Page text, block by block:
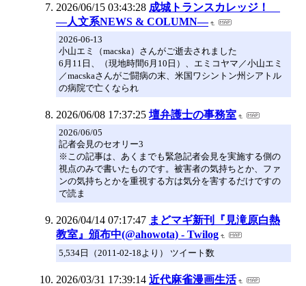
2026/06/15 03:43:28 成城トランスカレッジ！
―人文系NEWS & COLUMN―
2026-06-13
小山エミ（macska）さんがご逝去されました
6月11日、（現地時間6月10日）、エミコヤマ／小山エミ
／macskaさんがご闘病の末、米国ワシントン州シアトル
の病院で亡くなられ
2026/06/08 17:37:25 壇弁護士の事務室
2026/06/05
記者会見のセオリー3
※この記事は、あくまでも緊急記者会見を実施する側の
視点のみで書いたものです。被害者の気持ちとか、ファ
ンの気持ちとかを重視する方は気分を害するだけですの
で読ま
2026/04/14 07:17:47 まどマギ新刊『見滝原白熱
教室』頒布中(@ahowota) - Twilog
5,534日（2011-02-18より） ツイート数
2026/03/31 17:39:14 近代麻雀漫画生活